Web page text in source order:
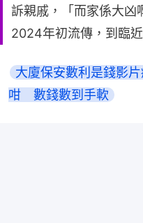
訴親戚，「而家係大凶
2024年初流傳，到臨
大廈保安數利是錢影
咁　數錢數到手軟